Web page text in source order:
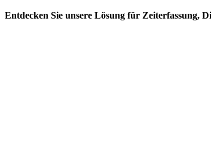
Entdecken Sie unsere Lösung für Zeiterfassung,